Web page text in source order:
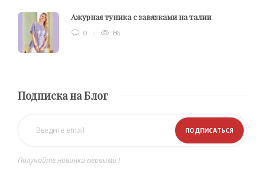
Ажурная туника с завязками на талии
0 86
Подписка на Блог
Получайте новинки первыми !